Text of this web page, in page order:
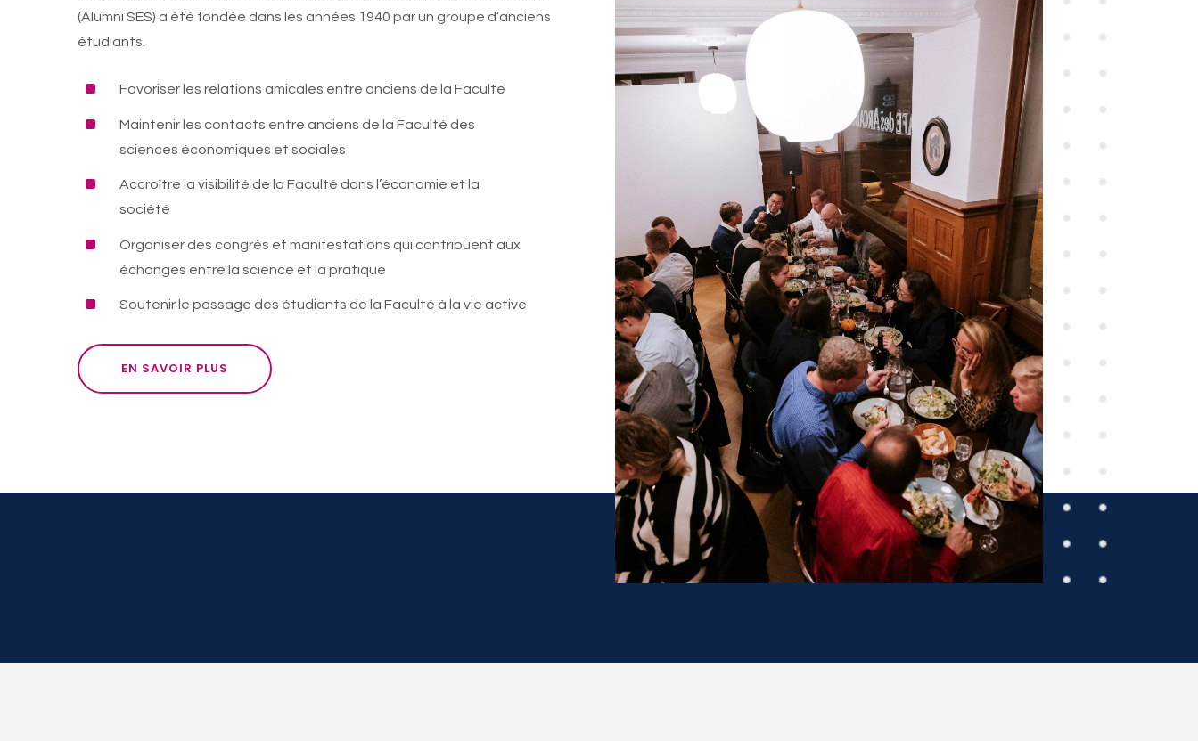
(Alumni SES) a été fondée dans les années 1940 par un groupe d’anciens
étudiants.
^ Favoriser les relations amicales entre anciens de la Faculté
^
Maintenir les contacts entre anciens de la Faculté des
sciences économiques et sociales
^
Accroître la visibilité de la Faculté dans l’économie et la
société
^
Organiser des congrès et manifestations qui contribuent aux
échanges entre la science et la pratique
^ Soutenir le passage des étudiants de la Faculté à la vie active
EN SAVOIR PLUS